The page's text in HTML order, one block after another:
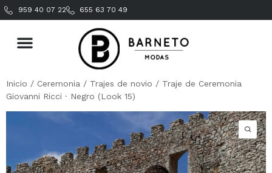
959 40 07 22 655 63 70 49
Inicio / Ceremonia / Trajes de novio / Traje de Ceremonia
Giovanni Ricci · Negro (Look 15)